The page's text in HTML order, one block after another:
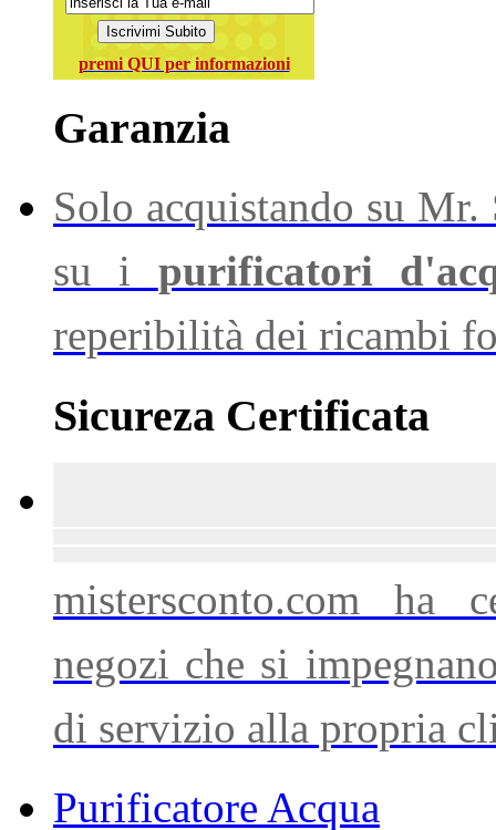
premi QUI per informazioni
Garanzia
Solo acquistando su
su i purificatori
reperibilità dei ricambi
Sicureza Certificata
mistersconto.com ha
negozi che si
di servizio alla propria
Purificatore Acqua